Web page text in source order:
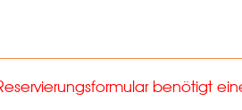
benötigt